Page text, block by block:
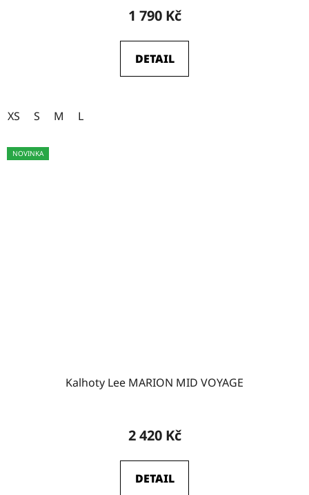
1 790 Kč
DETAIL
XS S M L
NOVINKA
Kalhoty Lee MARION MID VOYAGE
2 420 Kč
DETAIL